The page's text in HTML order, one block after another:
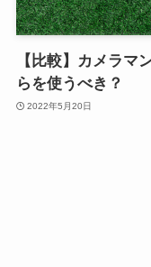
【比較】カメラ
らを使うべき？
2022年5月20日